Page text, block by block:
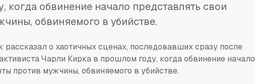
когда обвинение начало представлять свои
обвиняемого в убийстве.
рассказал о хаотичных сценах, последовавших сразу после
Чарли Кирка в прошлом году, когда обвинение начало
против мужчины, обвиняемого в убийстве.